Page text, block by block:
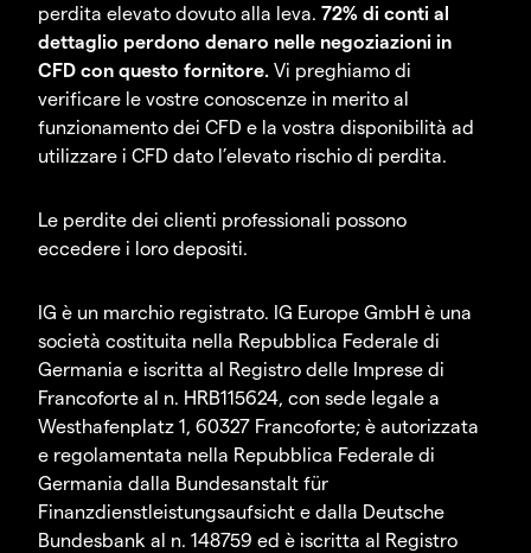
perdita elevato dovuto alla leva. 72% di conti al
dettaglio perdono denaro nelle negoziazioni in
CFD con questo fornitore. Vi preghiamo di
verificare le vostre conoscenze in merito al
funzionamento dei CFD e la vostra disponibilità ad
utilizzare i CFD dato l’elevato rischio di perdita.
Le perdite dei clienti professionali possono
eccedere i loro depositi.
IG è un marchio registrato. IG Europe GmbH è una
società costituita nella Repubblica Federale di
Germania e iscritta al Registro delle Imprese di
Francoforte al n. HRB115624, con sede legale a
Westhafenplatz 1, 60327 Francoforte; è autorizzata
e regolamentata nella Repubblica Federale di
Germania dalla Bundesanstalt für
Finanzdienstleistungsaufsicht e dalla Deutsche
Bundesbank al n. 148759 ed è iscritta al Registro